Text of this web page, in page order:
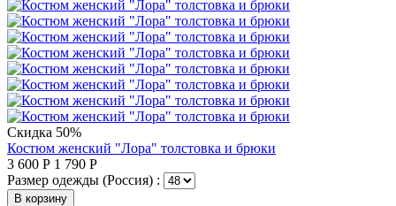
Скидка 50%
Костюм женский "Лора" толстовка и брюки
3 600 Р 1 790 Р
Размер одежды (Россия) :
В корзину